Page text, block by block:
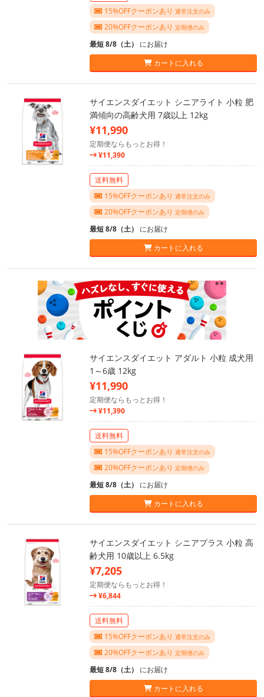
15%OFFクーポンあり 通常注文のみ
20%OFFクーポンあり 定期便のみ
最短 8/8（土） にお届け
カートに入れる
サイエンスダイエット シニアライト 小粒 肥
満傾向の高齢犬用 7歳以上 12kg
¥11,990
定期便ならもっとお得！
¥11,390
送料無料
15%OFFクーポンあり 通常注文のみ
20%OFFクーポンあり 定期便のみ
最短 8/8（土） にお届け
カートに入れる
サイエンスダイエット アダルト 小粒 成犬用
1～6歳 12kg
¥11,990
定期便ならもっとお得！
¥11,390
送料無料
15%OFFクーポンあり 通常注文のみ
20%OFFクーポンあり 定期便のみ
最短 8/8（土） にお届け
カートに入れる
サイエンスダイエット シニアプラス 小粒 高
齢犬用 10歳以上 6.5kg
¥7,205
定期便ならもっとお得！
¥6,844
送料無料
15%OFFクーポンあり 通常注文のみ
20%OFFクーポンあり 定期便のみ
最短 8/8（土） にお届け
カートに入れる